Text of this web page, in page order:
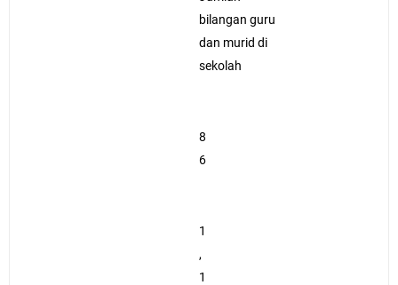
bilangan guru
dan murid di
sekolah
8
6
1
,
1